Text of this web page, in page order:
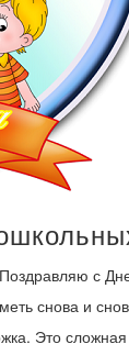
Поздравляю с
снова и
Это